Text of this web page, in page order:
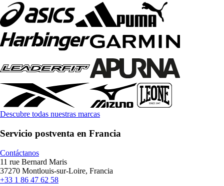
Descubre todas nuestras marcas
Servicio postventa en Francia
Contáctanos
11 rue Bernard Maris
37270 Montlouis-sur-Loire, Francia
+33 1 86 47 62 58